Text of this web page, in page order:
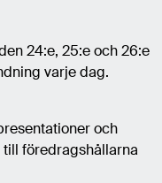
24:e, 25:e och 26:e
varje dag.
och
föredragshållarna